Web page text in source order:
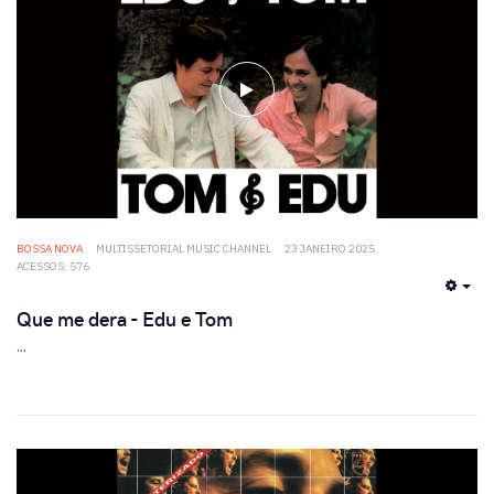
BOSSA NOVA MULTISSETORIAL MUSIC CHANNEL
23 JANEIRO 2025
ACESSOS: 576
Que me dera - Edu e Tom
...